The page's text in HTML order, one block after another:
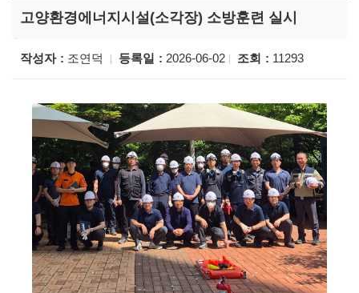
고양환경에너지시설(소각장) 소방훈련 실시
작성자 조연덕 등록일 2026-06-02 조회 11293